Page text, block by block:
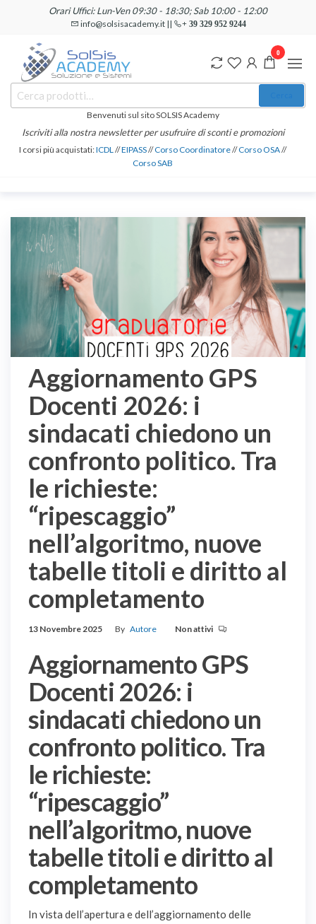
contenuto
Orari Uffici: Lun-Ven 09:30 - 18:30; Sab 10:00 - 12:00
info@solsisacademy.it || + 39 329 952 9244
SOLSIS
Academy
Corsi e
Certificazioni
Linguistiche
Benvenuti sul sito SOLSIS Academy
Iscriviti alla nostra newsletter per usufruire di sconti e promozioni
I corsi più acquistati:ICDL//EIPASS//Corso Coordinatore//Corso OSA//
Corso SAB
0
Aggiornamento GPS
Docenti 2026: i
sindacati chiedono un
confronto politico. Tra
le richieste:
“ripescaggio”
nell’algoritmo, nuove
tabelle titoli e diritto al
completamento
13 Novembre 2025 By Autore Non attivi
Aggiornamento GPS
Docenti 2026: i
sindacati chiedono un
confronto politico. Tra
le richieste:
“ripescaggio”
nell’algoritmo, nuove
tabelle titoli e diritto al
completamento
In vista dell’apertura e dell’aggiornamento delle